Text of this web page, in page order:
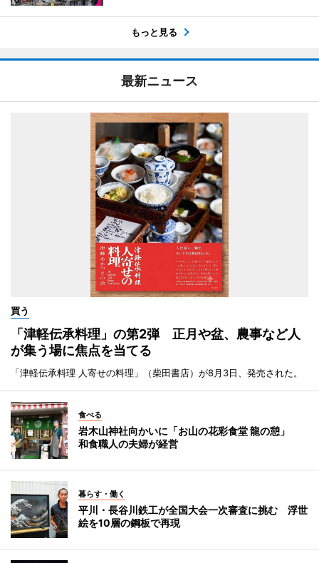
もっと見る
最新ニュース
買う
「津軽伝承料理」の第2弾 正月や盆、農事など人
が集う場に焦点を当てる
「津軽伝承料理 人寄せの料理」（柴田書店）が8月3日、発売された。
食べる
岩木山神社向かいに「お山の花彩食堂 龍の憩」
和食職人の夫婦が経営
暮らす・働く
平川・長谷川鉄工が全国大会一次審査に挑む 浮世
絵を10層の鋼板で再現